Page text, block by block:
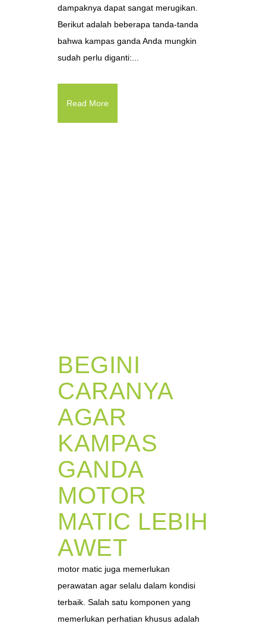
dampaknya dapat sangat merugikan.
Berikut adalah beberapa tanda-tanda
bahwa kampas ganda Anda mungkin
sudah perlu diganti:...
Read More
BEGINI
CARANYA
AGAR
KAMPAS
GANDA
MOTOR
MATIC LEBIH
AWET
motor matic juga memerlukan
perawatan agar selalu dalam kondisi
terbaik. Salah satu komponen yang
memerlukan perhatian khusus adalah